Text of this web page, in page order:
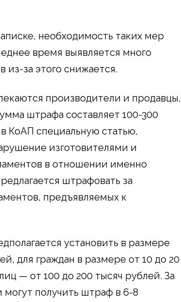
необходимость таких мер
время выявляется много
из-за этого снижается.
производители и продавцы,
штрафа составляет 100-300
КоАП специальную статью,
изготовителями и
в отношении именно
штрафовать за
предъявляемых к
установить в размере
для граждан в размере от 10 до 20
— от 100 до 200 тысяч рублей. За
получить штраф в 6-8